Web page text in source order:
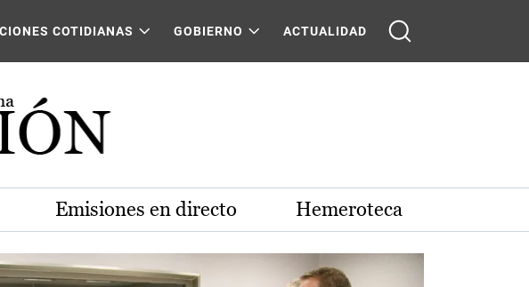
COTIDIANAS GOBIERNO ACTUALIDAD
Emisiones en directo Hemeroteca